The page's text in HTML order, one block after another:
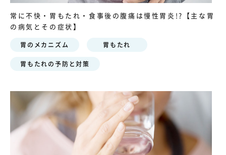
常に不快・胃もたれ・食事後の腹痛は慢性胃炎!?【主な胃
の病気とその症状】
胃のメカニズム 胃もたれ
胃もたれの予防と対策